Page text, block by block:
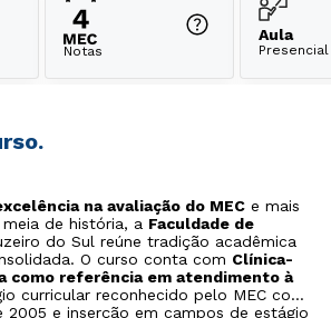
Notas
Aula
Presencial
na avaliação do MEC e mais
de história, a Faculdade de
do Sul reúne tradição acadêmica
O curso conta com Clínica-
como referência em atendimento à
curricular reconhecido pelo MEC com
2005 e inserção em campos de estágio